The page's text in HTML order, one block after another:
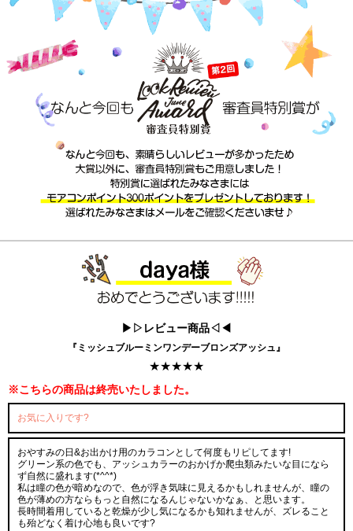
▶▷レビュー商品◁◀
『ミッシュブルーミンワンデーブロンズアッシュ』
★★★★★
※こちらの商品は終売いたしました。
お気に入りです?
おやすみの日&お出かけ用のカラコンとして何度もリピしてます!
グリーン系の色でも、アッシュカラーのおかげか爬虫類みたいな目になら
ず自然に盛れます(*^^*)
私は瞳の色が暗めなので、色が浮き気味に見えるかもしれませんが、瞳の
色が薄めの方ならもっと自然になるんじゃないかなぁ、と思います。
長時間着用していると乾燥が少し気になるかも知れませんが、ズレること
も殆どなく着け心地も良いです?